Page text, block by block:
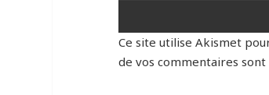
Ce site utilise Akismet
de vos commentaires